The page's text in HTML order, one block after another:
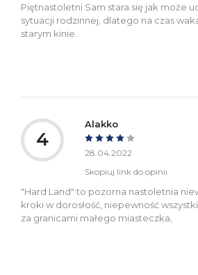
Piętnastoletni Sam stara się jak może
sytuacji rodzinnej, dlatego na czas
starym kinie.
4
Alakko
28.04.2022
Skopiuj link do opinii
"Hard Land" to pozorna nastoletnia
kroki w dorosłość, niepewność
za granicami małego miasteczka,